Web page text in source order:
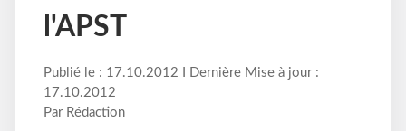
l'APST
Publié le : 17.10.2012 I Dernière Mise à jour :
17.10.2012
Par Rédaction